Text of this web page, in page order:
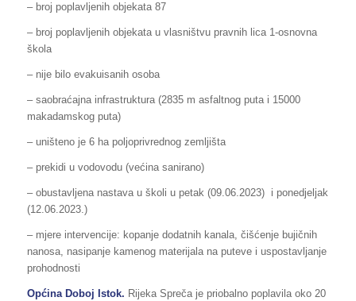
– broj poplavljenih objekata 87
– broj poplavljenih objekata u vlasništvu pravnih lica 1-osnovna
škola
– nije bilo evakuisanih osoba
– saobraćajna infrastruktura (2835 m asfaltnog puta i 15000
makadamskog puta)
– uništeno je 6 ha poljoprivrednog zemljišta
– prekidi u vodovodu (većina sanirano)
– obustavljena nastava u školi u petak (09.06.2023) i ponedjeljak
(12.06.2023.)
– mjere intervencije: kopanje dodatnih kanala, čišćenje bujičnih
nanosa, nasipanje kamenog materijala na puteve i uspostavljanje
prohodnosti
Općina Doboj Istok. Rijeka Spreča je priobalno poplavila oko 20